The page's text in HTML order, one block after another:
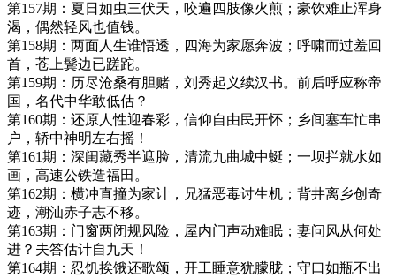
第157期：夏日如虫三伏天，咬遍四肢像火煎；豪饮难止浑身
渴，偶然轻风也值钱。
第158期：两面人生谁悟透，四海为家愿奔波；呼啸而过羞回
首，苍上鬓边已蹉跎。
第159期：历尽沧桑有胆赌，刘秀起义续汉书。前后呼应称帝
国，名代中华敢低估？
第160期：还原人性迎春彩，信仰自由民开怀；乡间塞车忙串
户，轿中神明左右摇！
第161期：深闺藏秀半遮脸，清流九曲城中蜒；一坝拦就水如
画，高速公铁造福田。
第162期：横冲直撞为家计，兄猛恶毒讨生机；背井离乡创奇
迹，潮汕赤子志不移。
第163期：门窗两闭规风险，屋内门声动难眠；妻问风从何处
进？夫答估计自九天！
第164期：忍饥挨饿还歌颂，开工睡意犹朦胧；守口如瓶不出